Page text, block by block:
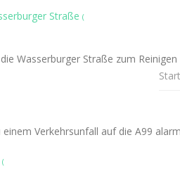
Straße (
Wasserburger Straße zum
Verkehrsunfall auf die A99
(